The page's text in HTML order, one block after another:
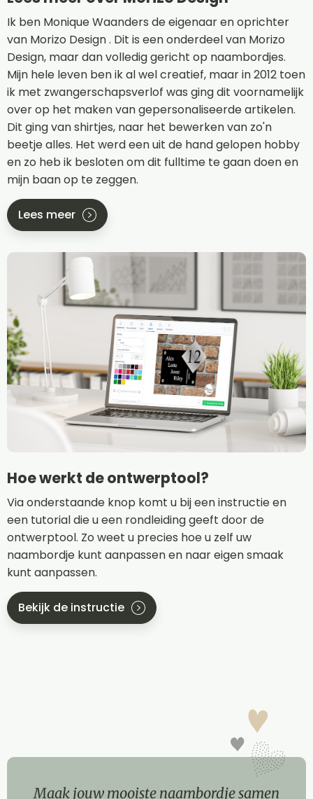
Ik ben Monique Waanders de eigenaar en oprichter
van Morizo Design . Dit is een onderdeel van Morizo
Design, maar dan volledig gericht op naambordjes.
Mijn hele leven ben ik al wel creatief, maar in 2012 toen
ik met zwangerschapsverlof was ging dit voornamelijk
over op het maken van gepersonaliseerde artikelen.
Dit ging van shirtjes, naar het bewerken van zo'n
beetje alles. Het werd een uit de hand gelopen hobby
en zo heb ik besloten om dit fulltime te gaan doen en
mijn baan op te zeggen.
Lees meer
Hoe werkt de ontwerptool?
Via onderstaande knop komt u bij een instructie en
een tutorial die u een rondleiding geeft door de
ontwerptool. Zo weet u precies hoe u zelf uw
naambordje kunt aanpassen en naar eigen smaak
kunt aanpassen.
Bekijk de instructie
Maak jouw mooiste naambordje samen